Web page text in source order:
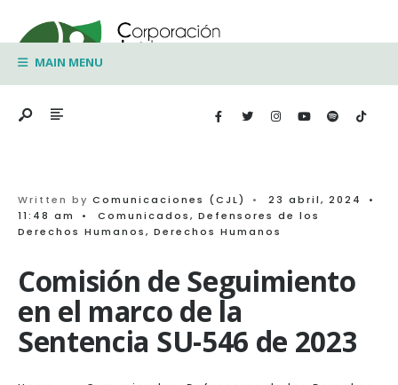
to
contentMAIN MENU
Written by Comunicaciones (CJL) • 23 abril, 2024
•
11:48 am
• Comunicados, Defensores de los
Derechos Humanos, Derechos Humanos
Comisión de Seguimiento
en el marco de la
Sentencia SU-546 de 2023
for: